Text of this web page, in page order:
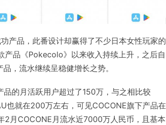
产品，此番设计却赢得了不少日本女性玩家的
产品《Pokecolo》以来收入持续上升，之后自
，流水继续呈稳健增长之势。
的月活跃用户超过了150万，与之相比较
也就在200万左右，可见COCONE旗下产品在
月COCONE月流水近7000万人民币，且基本